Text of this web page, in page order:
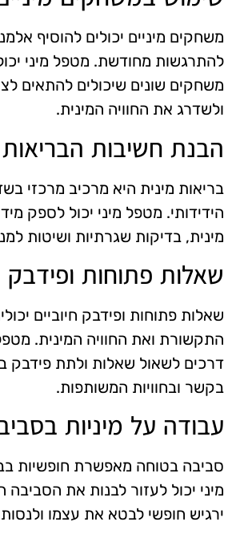
משחקים מיניים יכולים להוסיף
להתרגשות מחודשת. מטפל מיני
משחקים שונים שיכולים להתאים
ולשדרג את החוויה המינית.
הבנת חשיבות
בריאות מינית היא מרכיב מרכזי
הידידותי. מטפל מיני יכול לספק
מינית, בדיקות שגרתיות ושיטות
שאלות פתוחות ופידבק
שאלות פתוחות ופידבק חיוביים
התקשורת ואת החוויה המינית.
דרכים לשאול שאלות ולתת פידבק
בקשר ובחוויות המשותפות.
עבודה על מיניות
סביבה בטוחה מאפשרת חופשיות
מיני יכול לעזור לבנות את
ירגיש חופשי לבטא את עצמו